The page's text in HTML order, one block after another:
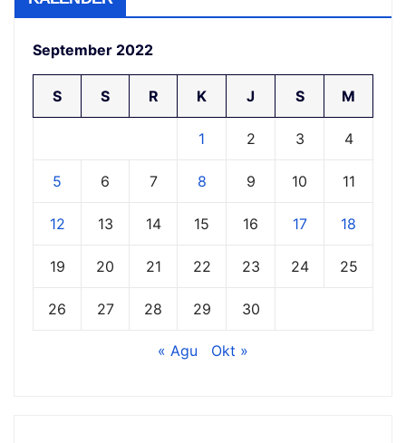
September 2022
S S R K J S M
1 2 3 4
5 6 7 8 9 10 11
12 13 14 15 16 17 18
19 20 21 22 23 24 25
26 27 28 29 30
« Agu Okt »